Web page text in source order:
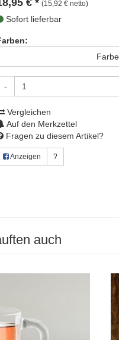
€ * (15,92 € netto)
Sofort lieferbar
-
Vergleichen
Auf den Merkzettel
Fragen zu diesem Artikel?
Anzeigen ?
auch